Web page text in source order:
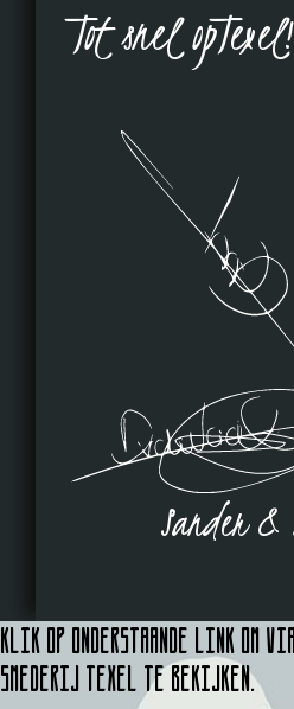
Tot snel opTexel!
Sander &
Klik op onderstaande link om
Smederij Texel te bekijken.